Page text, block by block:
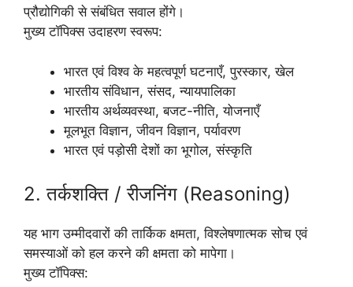
प्रौद्योगिकी से संबंधित सवाल होंगे।
मुख्य टॉपिक्स उदाहरण स्वरूप:
भारत एवं विश्व के महत्वपूर्ण घटनाएँ, पुरस्कार, खेल
भारतीय संविधान, संसद, न्यायपालिका
भारतीय अर्थव्यवस्था, बजट-नीति, योजनाएँ
मूलभूत विज्ञान, जीवन विज्ञान, पर्यावरण
भारत एवं पड़ोसी देशों का भूगोल, संस्कृति
2. तर्कशक्ति / रीजनिंग (Reasoning)
यह भाग उम्मीदवारों की तार्किक क्षमता, विश्लेषणात्मक सोच एवं
समस्याओं को हल करने की क्षमता को मापेगा।
मुख्य टॉपिक्स: